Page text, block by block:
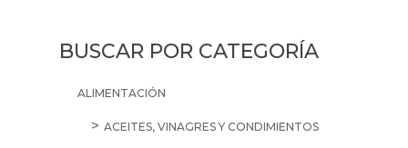
BUSCAR POR CATEGORÍA
ALIMENTACIÓN
ACEITES, VINAGRES Y CONDIMIENTOS